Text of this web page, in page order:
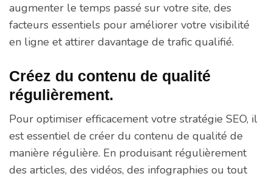
augmenter le temps passé sur votre site, des
facteurs essentiels pour améliorer votre visibilité
en ligne et attirer davantage de trafic qualifié.
Créez du contenu de qualité
régulièrement.
Pour optimiser efficacement votre stratégie SEO, il
est essentiel de créer du contenu de qualité de
manière régulière. En produisant régulièrement
des articles, des vidéos, des infographies ou tout